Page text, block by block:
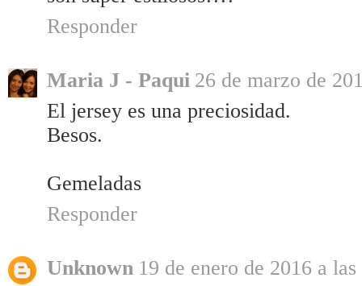
Responder
Maria J - Paqui 26 de marzo de
El jersey es una preciosidad.
Besos.
Gemeladas
Responder
Unknown 19 de enero de 2016 a